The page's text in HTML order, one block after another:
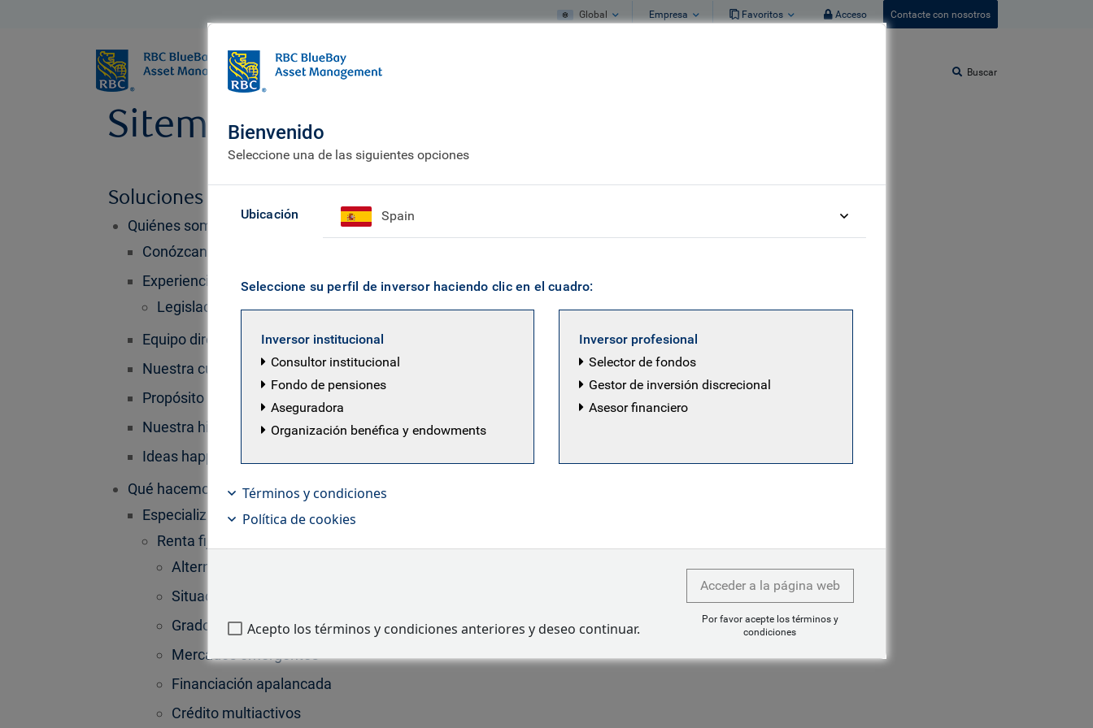
Global Empresa Favoritos Acceso Contacte con nosotros
BlueBay
Quiénes somos Buscar
Sitemap
Soluciones avanzadas para inversores institucionales
Quiénes somos
Conózcanos
Experiencia de inversión
Legislación y política
Equipo directivo
Nuestra cultura
Propósito y visión
Nuestra historia
Ideas happen here
Qué hacemos
Especialización
Renta fija
Alternativos
Situaciones especiales
Grado de inversión
Mercados emergentes
Financiación apalancada
Crédito multiactivos
Bienvenido
Seleccione una de las siguientes opciones
Ubicación Spain
Seleccione su perfil de inversor haciendo clic en el cuadro:
Inversor institucional
Consultor institucional
Fondo de pensiones
Aseguradora
Organización benéfica y endowments
Inversor profesional
Selector de fondos
Gestor de inversión discrecional
Asesor financiero
Términos y condiciones
Política de cookies
Acepto los términos y condiciones anteriores y deseo continuar.
Acceder a la página web
Por favor acepte los términos y
condiciones